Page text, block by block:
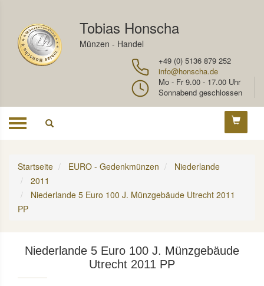
Tobias Honscha
Münzen - Handel
+49 (0) 5136 879 252
info@honscha.de
Mo - Fr 9.00 - 17.00 Uhr
Sonnabend geschlossen
Toggle
Startseite EURO - Gedenkmünzen
Niederlande
2011
Niederlande 5 Euro 100 J. Münzgebäude Utrecht 2011
PP
Niederlande 5 Euro 100 J. Münzgebäude
Utrecht 2011 PP